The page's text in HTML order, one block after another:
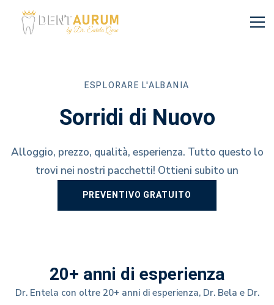
ESPLORARE L'ALBANIA
Sorridi di Nuovo
Alloggio, prezzo, qualità, esperienza. Tutto questo lo
trovi nei nostri pacchetti! Ottieni subito un
PREVENTIVO GRATUITO
20+ anni di esperienza
Dr. Entela con oltre 20+ anni di esperienza, Dr. Bela e Dr.